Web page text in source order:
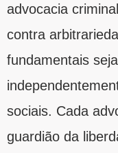
advocacia
contra
fundamentais
sociais. Cada
guardião da